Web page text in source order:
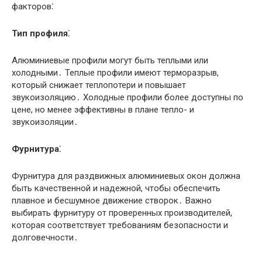
факторов⁚
Тип профиля⁚
Алюминиевые профили могут быть теплыми или
холодными․ Теплые профили имеют терморазрыв,
который снижает теплопотери и повышает
звукоизоляцию․ Холодные профили более доступны по
цене, но менее эффективны в плане тепло- и
звукоизоляции․
Фурнитура⁚
Фурнитура для раздвижных алюминиевых окон должна
быть качественной и надежной, чтобы обеспечить
плавное и бесшумное движение створок․ Важно
выбирать фурнитуру от проверенных производителей,
которая соответствует требованиям безопасности и
долговечности․